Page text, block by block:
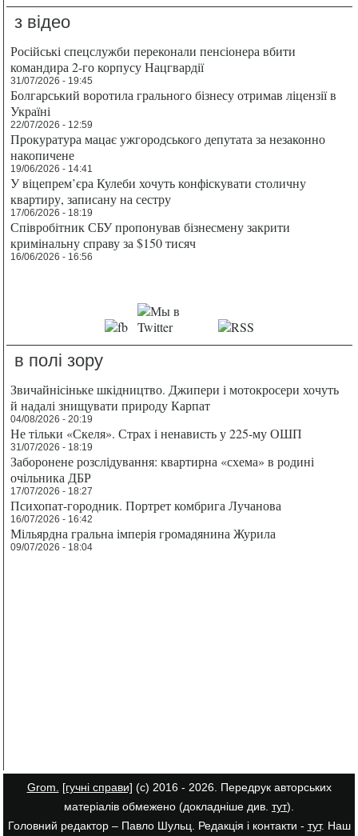
з відео
Російські спецслужби переконали пенсіонера вбити
командира 2-го корпусу Нацгвардії
31/07/2026 - 19:45
Болгарський воротила грального бізнесу отримав ліцензії в
Україні
22/07/2026 - 12:59
Прокуратура мацає ужгородського депутата за незаконно
накопичене
19/06/2026 - 14:41
У віцепрем’єра Кулеби хочуть конфіскувати столичну
квартиру, записану на сестру
17/06/2026 - 18:19
Співробітник СБУ пропонував бізнесмену закрити
кримінальну справу за $150 тисяч
16/06/2026 - 16:56
в полі зору
Звичайнісіньке шкідництво. Джипери і мотокросери хочуть
й надалі знищувати природу Карпат
04/08/2026 - 20:19
Не тільки «Скеля». Страх і ненависть у 225-му ОШП
31/07/2026 - 18:19
Заборонене розслідування: квартирна «схема» в родині
очільника ДБР
17/07/2026 - 18:27
Психопат-городник. Портрет комбрига Лучанова
16/07/2026 - 16:42
Мільярдна гральна імперія громадянина Журила
09/07/2026 - 18:04
Grom. [гучні справи] (с) 2016 - 2026. Передрук авторських
матеріалів обмежено (докладніше див. тут).
Головний редактор – Павло Шульц. Редакція і контакти - тут. Наш